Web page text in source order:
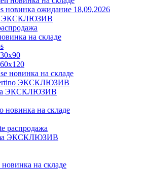
новинка ожидание 18,09,2026
ЭКСКЛЮЗИВ
на складе
новинка на складе
ЭКСКЛЮЗИВ
ЭКСКЛЮЗИВ
новинка на складе
распродажа
ЭКСКЛЮЗИВ
новинка на складе